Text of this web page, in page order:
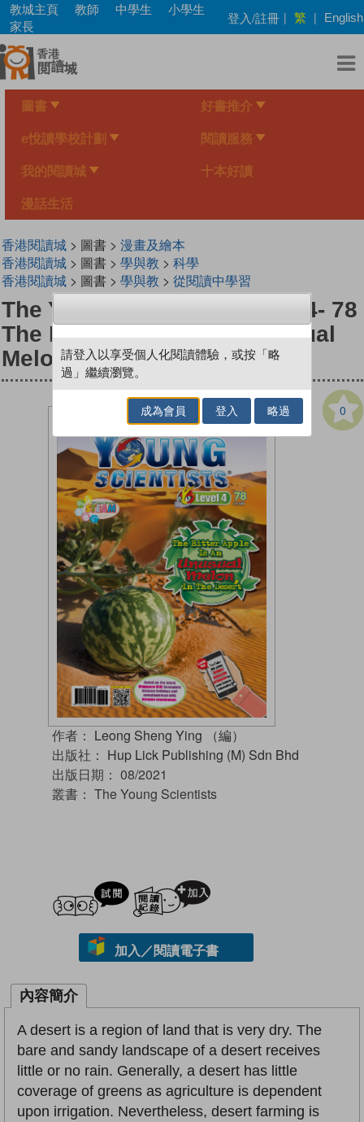
Skip
main
content
教城主頁 教師 中學生
小學生
家長
登入/註冊 | 繁 | English
圖書 好書推介
e悅讀學校計劃 閱讀服務
我的閱讀城 十本好讀
漫話生活
香港閱讀城> 圖書 > 漫畫及繪本
香港閱讀城> 圖書 > 學與教 > 科學
香港閱讀城> 圖書 > 學與教 > 從閱讀中學習
The Young Scientists Level 4- 78
The Bitter Apple Is An Unusual
Melon In The Desert
0
作者： Leong Sheng Ying （編）
出版社： Hup Lick Publishing (M) Sdn Bhd
出版日期： 08/2021
叢書： The Young Scientists
試閲
加入／閱讀電子書
內容簡介
A desert is a region of land that is very dry. The
bare and sandy landscape of a desert receives
little or no rain. Generally, a desert has little
coverage of greens as agriculture is dependent
upon irrigation. Nevertheless, desert farming is
請登入以享受個人化閱讀體驗，或按「略
過」繼續瀏覽。
成為會員 登入 略過